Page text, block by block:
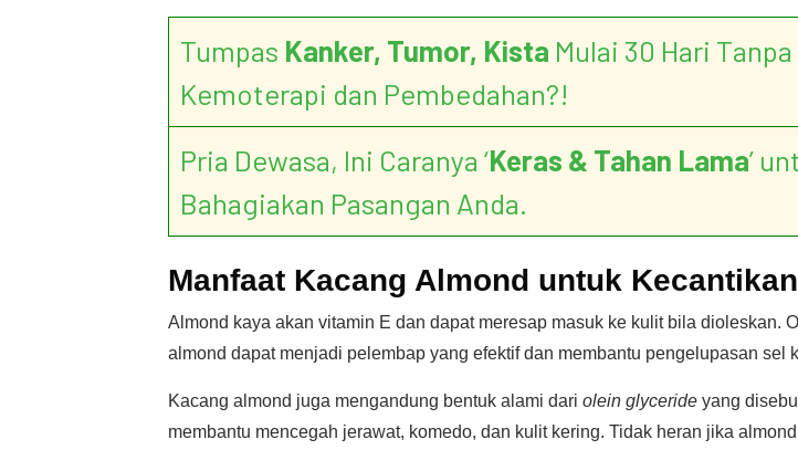
Tumpas Kanker, Tumor, Kista Mulai 30 Hari Tanpa
Kemoterapi dan Pembedahan?!
Pria Dewasa, Ini Caranya ‘Keras & Tahan Lama’
Bahagiakan Pasangan Anda.
Manfaat Kacang Almond untuk
Almond kaya akan vitamin E dan dapat meresap masuk ke kulit bila dioleskan.
almond dapat menjadi pelembap yang efektif dan membantu pengelupasan sel
Kacang almond juga mengandung bentuk alami dari olein glyceride yang
membantu mencegah jerawat, komedo, dan kulit kering. Tidak heran jika